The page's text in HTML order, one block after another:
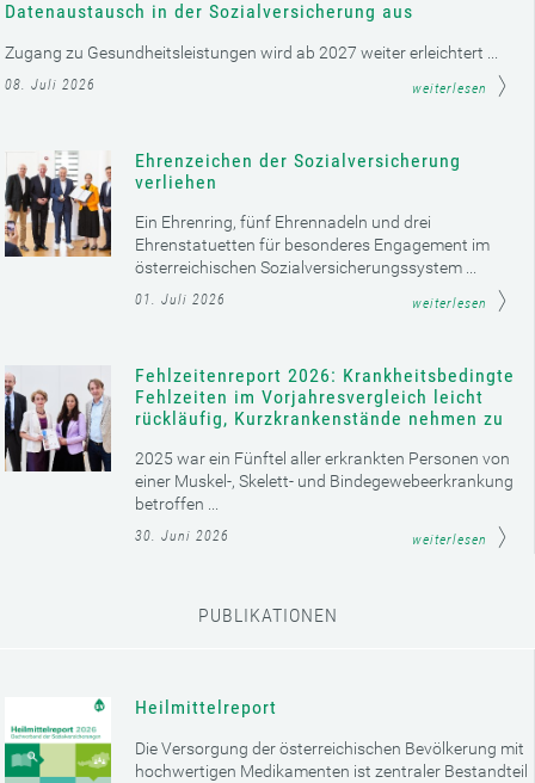
Datenaustausch in der Sozialversicherung aus
Zugang zu Gesundheitsleistungen wird ab 2027 weiter erleichtert ...
08. Juli 2026 weiterlesen
Ehrenzeichen der Sozialversicherung
verliehen
Ein Ehrenring, fünf Ehrennadeln und drei
Ehrenstatuetten für besonderes Engagement im
österreichischen Sozialversicherungssystem ...
01. Juli 2026 weiterlesen
Fehlzeitenreport 2026: Krankheitsbedingte
Fehlzeiten im Vorjahresvergleich leicht
rückläufig, Kurzkrankenstände nehmen zu
2025 war ein Fünftel aller erkrankten Personen von
einer Muskel-, Skelett- und Bindegewebeerkrankung
betroffen ...
30. Juni 2026 weiterlesen
PUBLIKATIONEN
Heilmittelreport
Die Versorgung der österreichischen Bevölkerung mit
hochwertigen Medikamenten ist zentraler Bestandteil